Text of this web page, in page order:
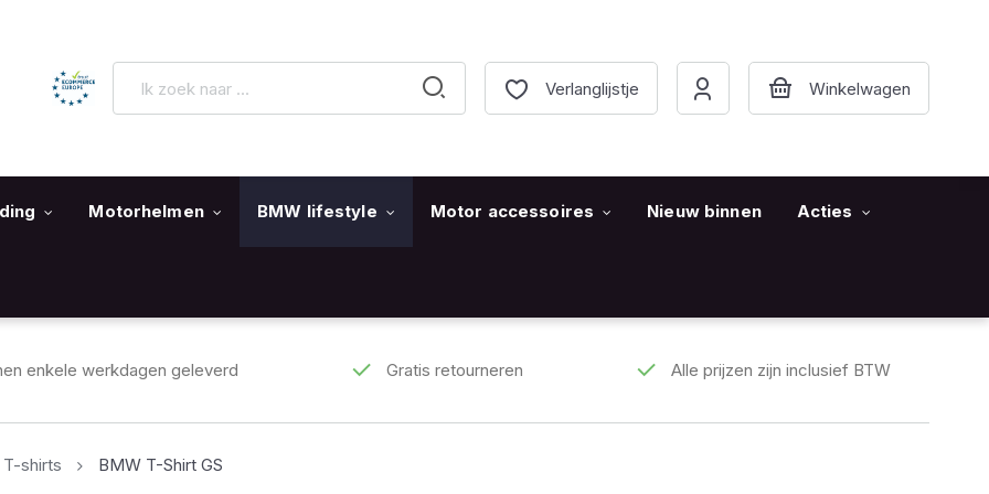
Verlanglijstje
Motorhelmen BMW lifestyle Motor accessoires Nieuw binnen Acties
enkele werkdagen geleverd Gratis retourneren Alle prijzen zijn inclusief BTW
shirts BMW T-Shirt GS